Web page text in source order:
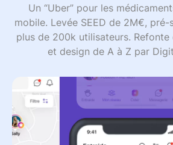
Un “Uber” pour les
mobile. Levée SEED de 2M€,
plus de 200k utilisateurs.
et design de A à Z par